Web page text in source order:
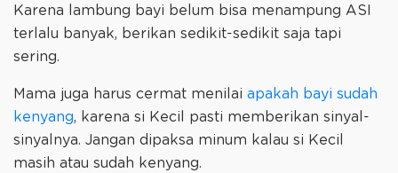
Karena lambung bayi belum bisa menampung ASI
terlalu banyak, berikan sedikit-sedikit saja tapi
sering.
Mama juga harus cermat menilai apakah bayi sudah
kenyang, karena si Kecil pasti memberikan sinyal-
sinyalnya. Jangan dipaksa minum kalau si Kecil
masih atau sudah kenyang.